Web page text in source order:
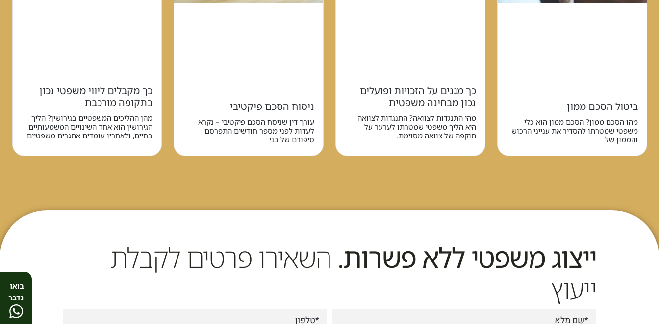
ביטול הסכם ממון
מהו הסכם ממון? הסכם ממון הוא כלי
משפטי שמטרתו להסדיר את ענייני הרכוש
והממון של
כך מגנים על הזכויות ופועלים
נכון מבחינה משפטית
מהי התנגדות לצוואה? התנגדות לצוואה
היא הליך משפטי שמטרתו לערער על
תוקפה של צוואה מסוימת.
ניסוח הסכם פיקטיבי
עורך דין שניסח הסכם פיקטיבי – נקרא
לעדות לפני מספר חודשים התפרסם
סיפורם של בני
כך מקבלים ליווי משפטי נכון
בתקופה מורכבת
מהן ההליכים המשפטיים בגירושין? הליך
הגירושין הוא אחד השינויים המשמעותיים
בחיים, ולאחריו עומדים אתגרים משפטיים
ייצוג משפטי ללא פשרות. השאירו פרטים לקבלת
ייעוץ
בואו
נדבר